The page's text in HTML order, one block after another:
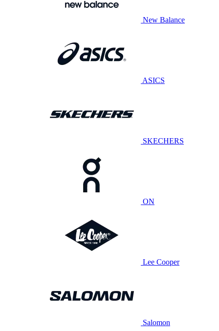
New Balance
ASICS
SKECHERS
ON
Lee Cooper
Salomon